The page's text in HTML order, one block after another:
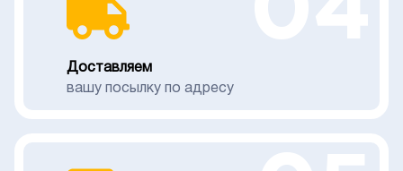
Доставляем
вашу посылку по адресу